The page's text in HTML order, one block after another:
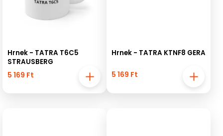
Hrnek - TATRA T6C5
STRAUSBERG
5 169 Ft
Hrnek - TATRA KTNF8 GERA
5 169 Ft